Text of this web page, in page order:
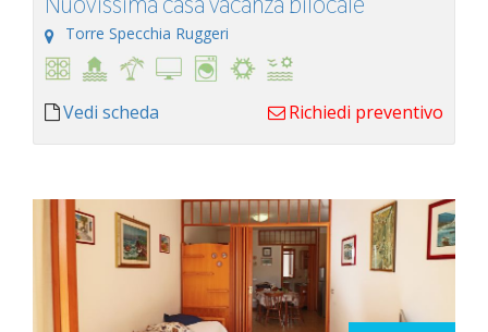
Torre Specchia Ruggeri
Vedi scheda Richiedi preventivo